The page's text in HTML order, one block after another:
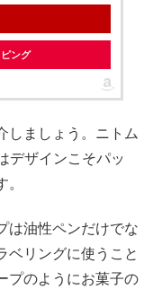
ング
しましょう。ニトム
デザインこそパッ
は油性ペンだけでな
ベリングに使うこと
プのようにお菓子の